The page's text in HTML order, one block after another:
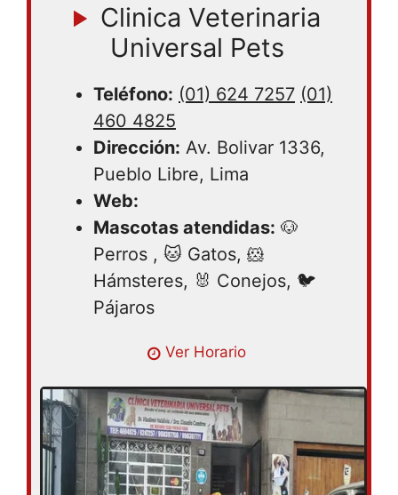
Clinica Veterinaria
Universal Pets
Teléfono: (01) 624 7257 (01)
460 4825
Dirección: Av. Bolivar 1336,
Pueblo Libre, Lima
Web:
Mascotas atendidas: 🐶
Perros , 🐱 Gatos, 🐹
Hámsteres, 🐰 Conejos, 🐦
Pájaros
Lunes 09:00AM – 07:00PM | Martes
09:00AM – 07:00PM | Miércoles 09:00AM
– 07:00PM | Jueves 09:00AM – 07:00PM |
Viernes 09:00AM – 07:00PM | Sábado
09:00AM – 07:00PM | Domingo cerrado
Ver Horario